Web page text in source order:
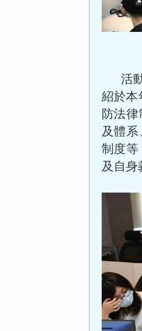
活
紹於本
防法
及體
制度等
及自身